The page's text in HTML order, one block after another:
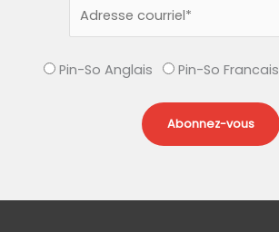
Pin-So Anglais Pin-So Francais